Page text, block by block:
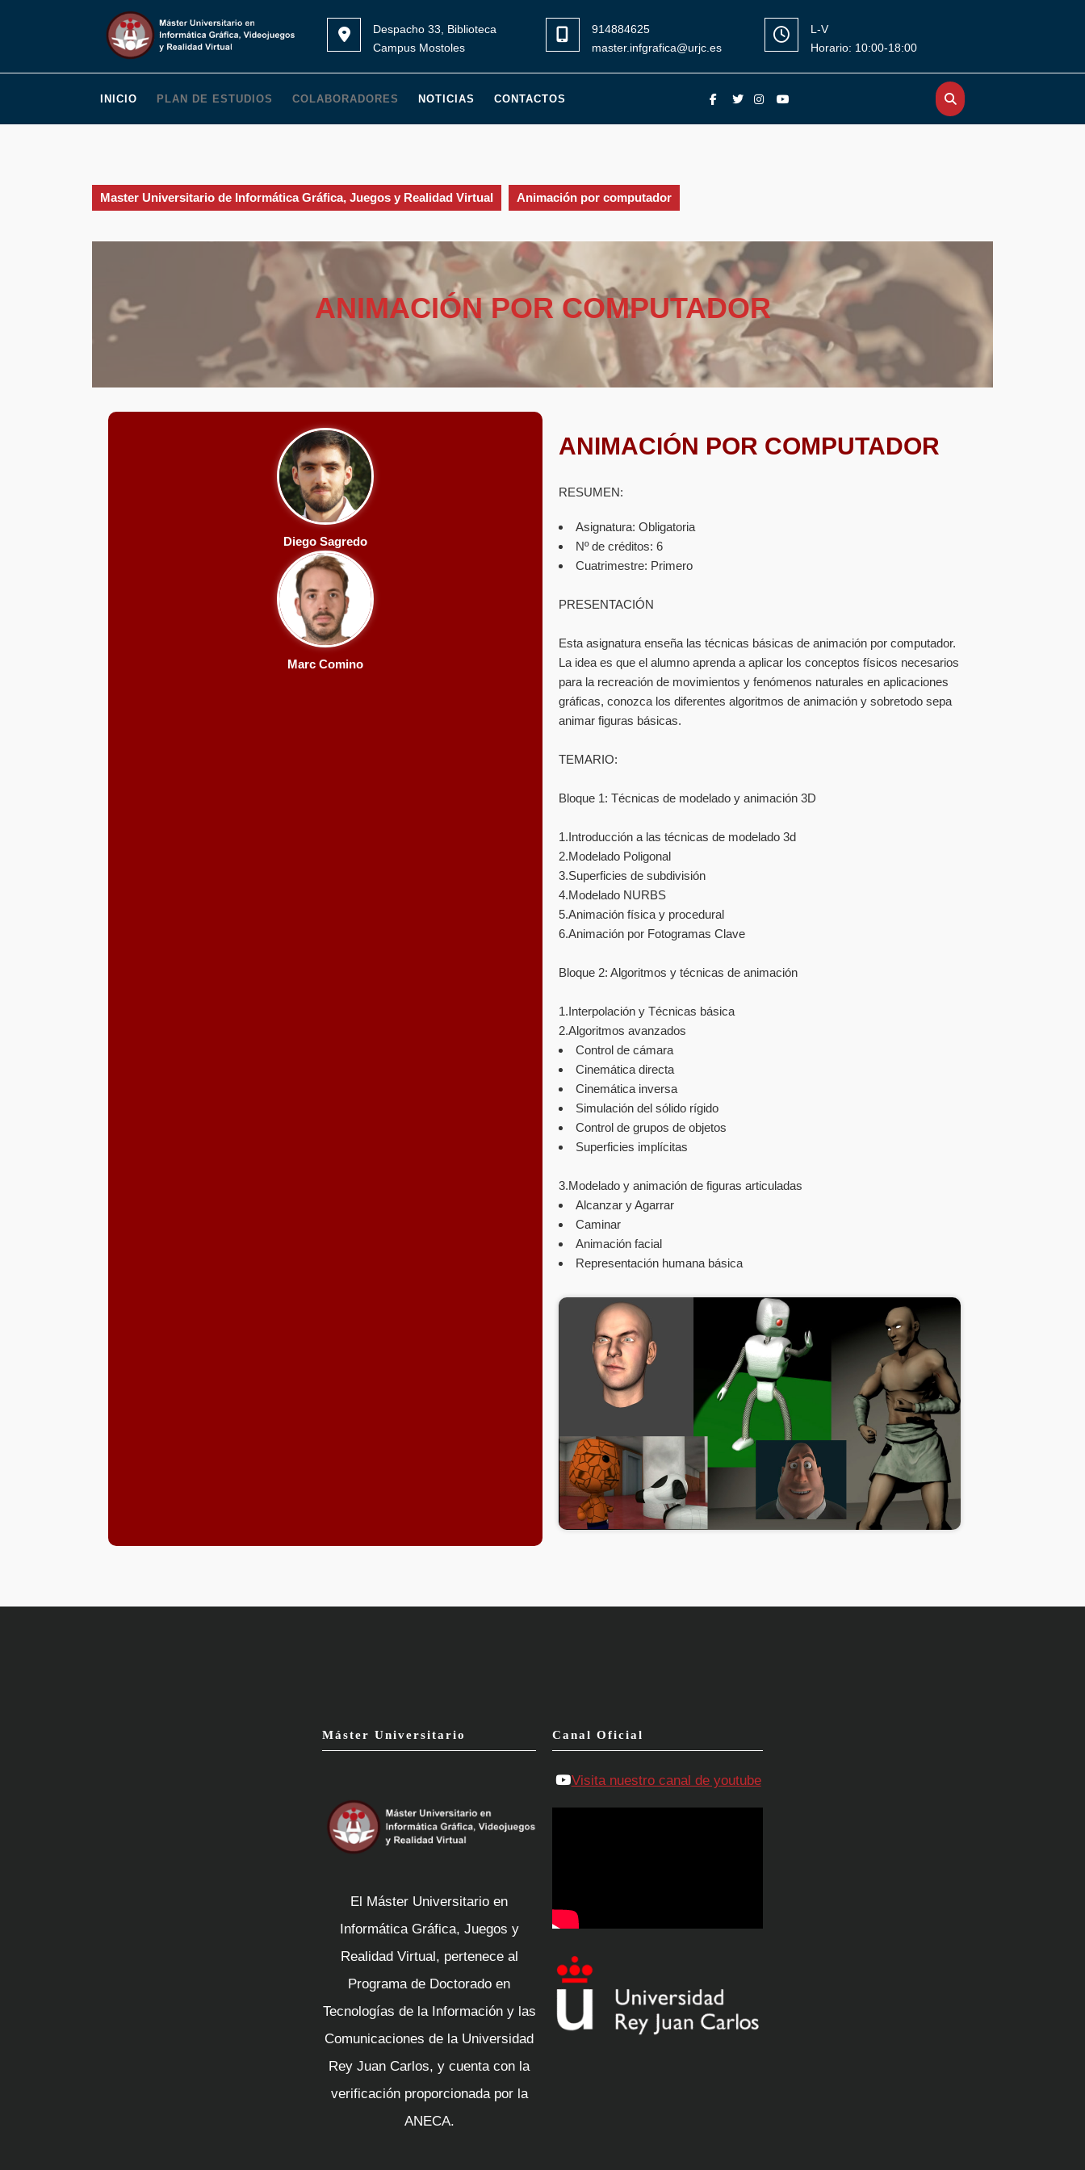
Despacho 33, Biblioteca
Campus Mostoles
914884625
master.infgrafica@urjc.es
L-V
Horario: 10:00-18:00
INICIO PLAN DE ESTUDIOS COLABORADORES NOTICIAS CONTACTOS Facebook
TwitterInstagram
Master Universitario de Informática Gráfica, Juegos y Realidad Virtual Animación por computador
ANIMACIÓN POR COMPUTADOR
Diego Sagredo
Marc Comino
ANIMACIÓN POR COMPUTADOR
RESUMEN:
Asignatura: Obligatoria
Nº de créditos: 6
Cuatrimestre: Primero
PRESENTACIÓN
Esta asignatura enseña las técnicas básicas de animación por computador.
La idea es que el alumno aprenda a aplicar los conceptos físicos necesarios
para la recreación de movimientos y fenómenos naturales en aplicaciones
gráficas, conozca los diferentes algoritmos de animación y sobretodo sepa
animar figuras básicas.
TEMARIO:
Bloque 1: Técnicas de modelado y animación 3D
1.Introducción a las técnicas de modelado 3d
2.Modelado Poligonal
3.Superficies de subdivisión
4.Modelado NURBS
5.Animación física y procedural
6.Animación por Fotogramas Clave
Bloque 2: Algoritmos y técnicas de animación
1.Interpolación y Técnicas básica
2.Algoritmos avanzados
Control de cámara
Cinemática directa
Cinemática inversa
Simulación del sólido rígido
Control de grupos de objetos
Superficies implícitas
3.Modelado y animación de figuras articuladas
Alcanzar y Agarrar
Caminar
Animación facial
Representación humana básica
Máster Universitario
El Máster Universitario en
Informática Gráfica, Juegos y
Realidad Virtual, pertenece al
Programa de Doctorado en
Tecnologías de la Información y las
Comunicaciones de la Universidad
Rey Juan Carlos, y cuenta con la
verificación proporcionada por la
ANECA.
Canal Oficial
Visita nuestro canal de youtube